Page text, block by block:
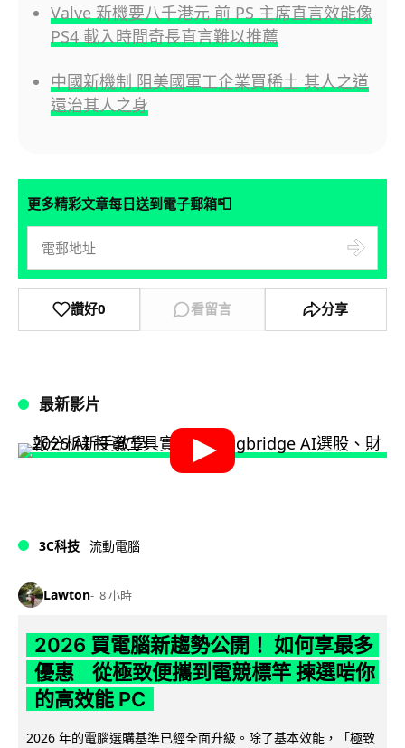
Valve 新機要八千港元 前 PS 主席直言效能像
PS4 載入時間奇長直言難以推薦
中國新機制 阻美國軍工企業買稀土 其人之道
還治其人之身
更多精彩文章每日送到電子郵箱📮
讚好0 看留言 分享
最新影片
3C科技 流動電腦
Lawton 8 小時
2026 買電腦新趨勢公開！ 如何享最多
優惠 從極致便攜到電競標竿 揀選啱你
的高效能 PC
2026 年的電腦選購基準已經全面升級。除了基本效能，「極致